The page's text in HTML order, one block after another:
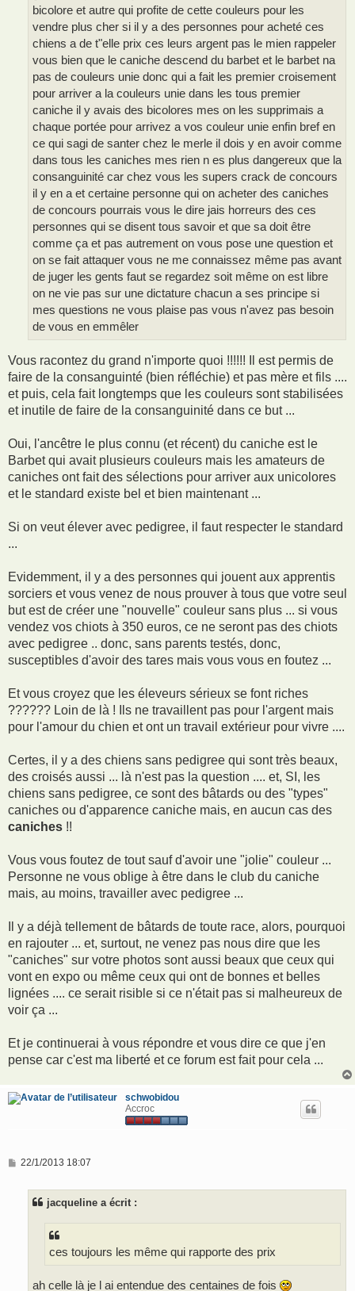
bicolore et autre qui profite de cette couleurs pour les
vendre plus cher si il y a des personnes pour acheté ces
chiens a de t"elle prix ces leurs argent pas le mien rappeler
vous bien que le caniche descend du barbet et le barbet na
pas de couleurs unie donc qui a fait les premier croisement
pour arriver a la couleurs unie dans les tous premier
caniche il y avais des bicolores mes on les supprimais a
chaque portée pour arrivez a vos couleur unie enfin bref en
ce qui sagi de santer chez le merle il dois y en avoir comme
dans tous les caniches mes rien n es plus dangereux que la
consanguinité car chez vous les supers crack de concours
il y en a et certaine personne qui on acheter des caniches
de concours pourrais vous le dire jais horreurs des ces
personnes qui se disent tous savoir et que sa doit être
comme ça et pas autrement on vous pose une question et
on se fait attaquer vous ne me connaissez même pas avant
de juger les gents faut se regardez soit même on est libre
on ne vie pas sur une dictature chacun a ses principe si
mes questions ne vous plaise pas vous n'avez pas besoin
de vous en emmêler
Vous racontez du grand n'importe quoi !!!!!! Il est permis de
faire de la consanguinté (bien réfléchie) et pas mère et fils ....
et puis, cela fait longtemps que les couleurs sont stabilisées
et inutile de faire de la consanguinité dans ce but ...
Oui, l'ancêtre le plus connu (et récent) du caniche est le
Barbet qui avait plusieurs couleurs mais les amateurs de
caniches ont fait des sélections pour arriver aux unicolores
et le standard existe bel et bien maintenant ...
Si on veut élever avec pedigree, il faut respecter le standard
...
Evidemment, il y a des personnes qui jouent aux apprentis
sorciers et vous venez de nous prouver à tous que votre seul
but est de créer une "nouvelle" couleur sans plus ... si vous
vendez vos chiots à 350 euros, ce ne seront pas des chiots
avec pedigree .. donc, sans parents testés, donc,
susceptibles d'avoir des tares mais vous vous en foutez ...
Et vous croyez que les éleveurs sérieux se font riches
?????? Loin de là ! Ils ne travaillent pas pour l'argent mais
pour l'amour du chien et ont un travail extérieur pour vivre ....
Certes, il y a des chiens sans pedigree qui sont très beaux,
des croisés aussi ... là n'est pas la question .... et, SI, les
chiens sans pedigree, ce sont des bâtards ou des "types"
caniches ou d'apparence caniche mais, en aucun cas des
caniches !!
Vous vous foutez de tout sauf d'avoir une "jolie" couleur ...
Personne ne vous oblige à être dans le club du caniche
mais, au moins, travailler avec pedigree ...
Il y a déjà tellement de bâtards de toute race, alors, pourquoi
en rajouter ... et, surtout, ne venez pas nous dire que les
"caniches" sur votre photos sont aussi beaux que ceux qui
vont en expo ou même ceux qui ont de bonnes et belles
lignées .... ce serait risible si ce n'était pas si malheureux de
voir ça ...
Et je continuerai à vous répondre et vous dire ce que j'en
pense car c'est ma liberté et ce forum est fait pour cela ...
schwobidou
Accroc
M
22/1/2013 18:07
jacqueline a écrit :
ces toujours les même qui rapporte des prix
ah celle là je l ai entendue des centaines de fois